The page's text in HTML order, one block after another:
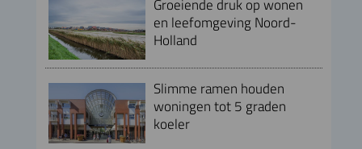
en leefomgeving Noord-
Holland
Slimme ramen houden
woningen tot 5 graden
koeler